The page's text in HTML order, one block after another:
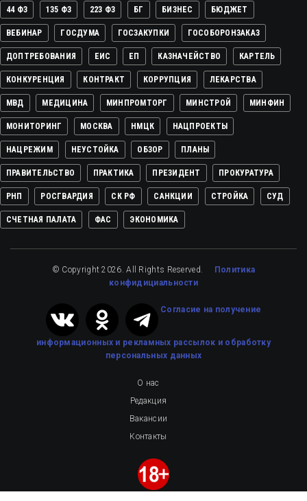
44 ФЗ 135 ФЗ 223 ФЗ БГ БИЗНЕС БЮДЖЕТ
ВЕБИНАР ГОСДУМА ГОСЗАКУПКИ ГОСОБОРОНЗАКАЗ
ДОПТРЕБОВАНИЯ ЕИС ЕП КАЗНАЧЕЙСТВО КАРТЕЛЬ
КОНКУРЕНЦИЯ КОНТРАКТ КОРРУПЦИЯ ЛЕКАРСТВА
МВД МЕДИЦИНА МИНПРОМТОРГ МИНСТРОЙ МИНФИН
МОНИТОРИНГ МОСКВА НМЦК НАЦПРОЕКТЫ
НАЦРЕЖИМ НЕУСТОЙКА ОБЗОР ПЛАНЫ
ПРАВИТЕЛЬСТВО ПРАКТИКА ПРЕЗИДЕНТ ПРОКУРАТУРА
РНП РОСГВАРДИЯ СК РФ САНКЦИИ СТРОЙКА СУД
СЧЕТНАЯ ПАЛАТА ФАС ЭКОНОМИКА
© Copyright 2026. All Rights Reserved.
Политика
конфидициальности
Cогласие на получение
информационных и рекламных рассылок и обработку
персональных данных
О нас
Редакция
Вакансии
Контакты